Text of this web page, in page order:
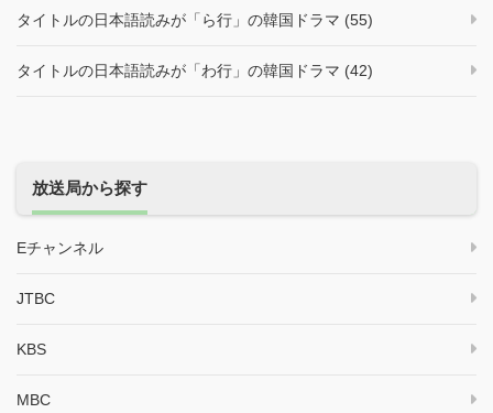
タイトルの日本語読みが「ら行」の韓国ドラマ (55)
タイトルの日本語読みが「わ行」の韓国ドラマ (42)
放送局から探す
Eチャンネル
JTBC
KBS
MBC